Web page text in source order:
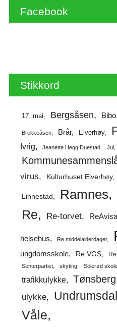
Facebook
Stikkord
17. mai Bergsåsen Bibo
Brekkeåsen Brår Elverhøy
Ivrig
Jeanette Hegg Duestad Jul
virus
Kulturhuset Elverhøy
Linnestad Ramnes
Re Re-torvet ReAvisa
helsehus Re middelalderdager
ungdomsskole
Re VGS
Senterpartiet skyting Solerød skole
trafikkulykke Tønsberg
ulykke Undrumsdal
Våle